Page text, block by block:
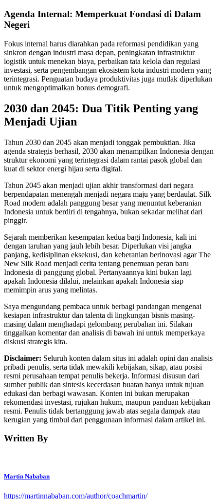
Agenda Internal: Memperkuat Fondasi di Dalam
Negeri
Fokus internal harus diarahkan pada reformasi pendidikan yang
sinkron dengan industri masa depan, peningkatan infrastruktur
logistik untuk menekan biaya, perbaikan tata kelola dan regulasi
investasi, serta pengembangan ekosistem kota industri modern yang
terintegrasi. Penguatan budaya produktivitas juga mutlak diperlukan
untuk mengoptimalkan bonus demografi.
2030 dan 2045: Dua Titik Penting yang
Menjadi Ujian
Tahun 2030 dan 2045 akan menjadi tonggak pembuktian. Jika
agenda strategis berhasil, 2030 akan menampilkan Indonesia dengan
struktur ekonomi yang terintegrasi dalam rantai pasok global dan
kuat di sektor energi hijau serta digital.
Tahun 2045 akan menjadi ujian akhir transformasi dari negara
berpendapatan menengah menjadi negara maju yang berdaulat. Silk
Road modern adalah panggung besar yang menuntut keberanian
Indonesia untuk berdiri di tengahnya, bukan sekadar melihat dari
pinggir.
Sejarah memberikan kesempatan kedua bagi Indonesia, kali ini
dengan taruhan yang jauh lebih besar. Diperlukan visi jangka
panjang, kedisiplinan eksekusi, dan keberanian berinovasi agar The
New Silk Road menjadi cerita tentang penemuan peran baru
Indonesia di panggung global. Pertanyaannya kini bukan lagi
apakah Indonesia dilalui, melainkan apakah Indonesia siap
memimpin arus yang melintas.
Saya mengundang pembaca untuk berbagi pandangan mengenai
kesiapan infrastruktur dan talenta di lingkungan bisnis masing-
masing dalam menghadapi gelombang perubahan ini. Silakan
tinggalkan komentar dan analisis di bawah ini untuk memperkaya
diskusi strategis kita.
Disclaimer: Seluruh konten dalam situs ini adalah opini dan analisis
pribadi penulis, serta tidak mewakili kebijakan, sikap, atau posisi
resmi perusahaan tempat penulis bekerja. Informasi disusun dari
sumber publik dan sintesis kecerdasan buatan hanya untuk tujuan
edukasi dan berbagi wawasan. Konten ini bukan merupakan
rekomendasi investasi, rujukan hukum, maupun panduan kebijakan
resmi. Penulis tidak bertanggung jawab atas segala dampak atau
kerugian yang timbul dari penggunaan informasi dalam artikel ini.
Written By
Martin Nababan
https://martinnababan.com/author/coachmartin/